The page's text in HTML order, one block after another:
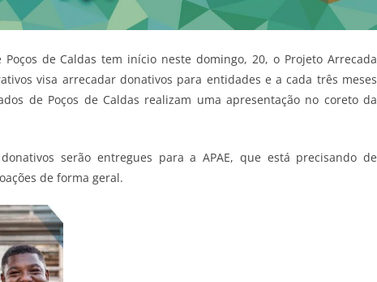
de Caldas tem início neste domingo, 20, o Projeto Arrecada
visa arrecadar donativos para entidades e a cada três meses
de Poços de Caldas realizam uma apresentação no coreto da
serão entregues para a APAE, que está precisando de
de forma geral.